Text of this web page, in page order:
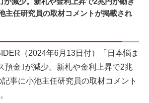
主任研究員の取材コメントが掲載され
（2024年6月13日付）「日本悩ま
預金｣が減少。新札や金利上昇で2兆
事に小池主任研究員の取材コメント